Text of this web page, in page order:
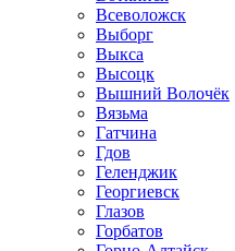
Всеволожск
Выборг
Выкса
Высоцк
Вышний Волочёк
Вязьма
Гатчина
Гдов
Геленджик
Георгиевск
Глазов
Горбатов